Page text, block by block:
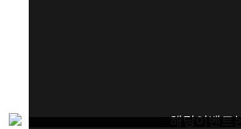
해당이벤트는